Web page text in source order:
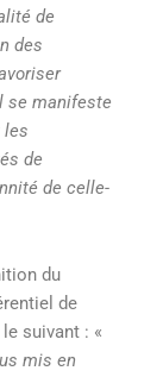
de
des
se manifeste
les
de
de celle-
du
de
suivant : «
mis en